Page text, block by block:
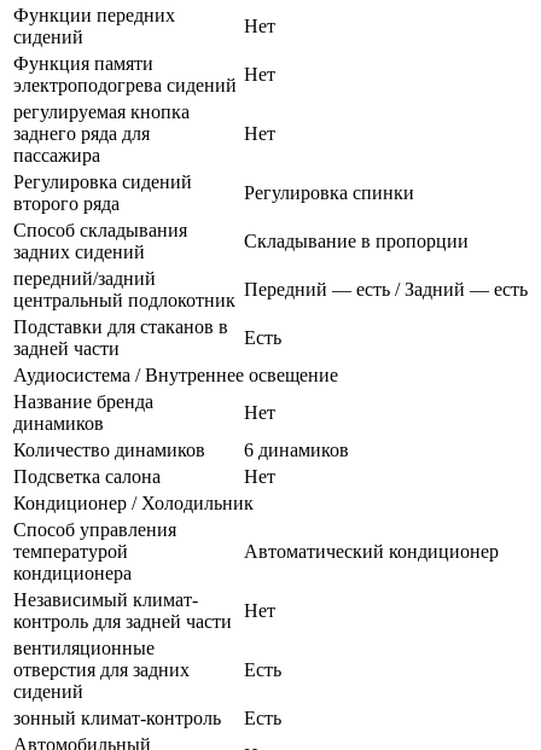
Функции передних
сидений
Нет
Функция памяти
электроподогрева сидений
Нет
регулируемая кнопка
заднего ряда для
пассажира
Нет
Регулировка сидений
второго ряда
Регулировка спинки
Способ складывания
задних сидений
Складывание в пропорции
передний/задний
центральный подлокотник
Передний — есть / Задний — есть
Подставки для стаканов в
задней части
Есть
Аудиосистема / Внутреннее освещение
Название бренда
динамиков
Нет
Количество динамиков
6 динамиков
Подсветка салона
Нет
Кондиционер / Холодильник
Способ управления
температурой
кондиционера
Автоматический кондиционер
Независимый климат-
контроль для задней части
Нет
вентиляционные
отверстия для задних
сидений
Есть
зонный климат-контроль
Есть
Автомобильный